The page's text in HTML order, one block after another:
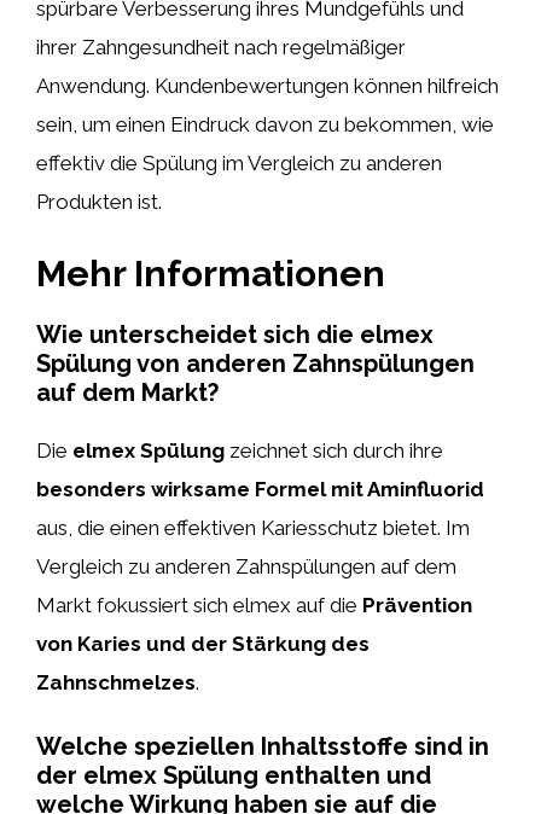
spürbare Verbesserung ihres Mundgefühls und
ihrer Zahngesundheit nach regelmäßiger
Anwendung. Kundenbewertungen können hilfreich
sein, um einen Eindruck davon zu bekommen, wie
effektiv die Spülung im Vergleich zu anderen
Produkten ist.
Mehr Informationen
Wie unterscheidet sich die elmex
Spülung von anderen Zahnspülungen
auf dem Markt?
Die elmex Spülung zeichnet sich durch ihre
besonders wirksame Formel mit Aminfluorid
aus, die einen effektiven Kariesschutz bietet. Im
Vergleich zu anderen Zahnspülungen auf dem
Markt fokussiert sich elmex auf die Prävention
von Karies und der Stärkung des
Zahnschmelzes.
Welche speziellen Inhaltsstoffe sind in
der elmex Spülung enthalten und
welche Wirkung haben sie auf die